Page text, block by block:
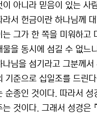
이 아니라 믿음이 있는 사
라서 헌금이란 하나님께
는 그가 한 쪽을 미워하고
물을 동시에 섬길 수 없느
나님을 섬기라고 그분께
기준으로 십일조를 드린
순종인 것이다. 따라서 성
는 것이다. 그래서 성경은